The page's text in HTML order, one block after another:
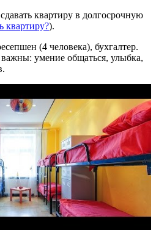
квартиру в долгосрочную
квартиру?).
(4 человека), бухгалтер.
умение общаться, улыбка,